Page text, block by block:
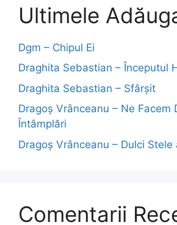
Ultimele
Dgm – Chipul Ei
Draghita Sebastian – Începutul
Draghita Sebastian – Sfârșit
Dragoş Vrânceanu – Ne Facem
Întâmplări
Dragoş Vrânceanu – Dulci Stele
Comentarii